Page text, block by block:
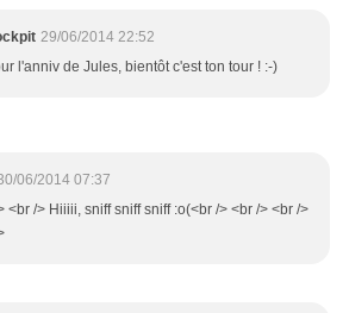
29/06/2014 22:52
l'anniv de Jules, bientôt c'est ton tour ! :-)
06/2014 07:37
<br /> Hiiiii, sniff sniff sniff :o(<br /> <br /> <br />